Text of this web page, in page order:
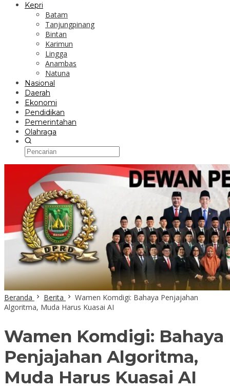
Kepri
Batam
Tanjungpinang
Bintan
Karimun
Lingga
Anambas
Natuna
Nasional
Daerah
Ekonomi
Pendidikan
Pemerintahan
Olahraga
Beranda Berita
Wamen Komdigi: Bahaya Penjajahan
Algoritma, Muda Harus Kuasai AI
Wamen Komdigi: Bahaya
Penjajahan Algoritma,
Muda Harus Kuasai AI